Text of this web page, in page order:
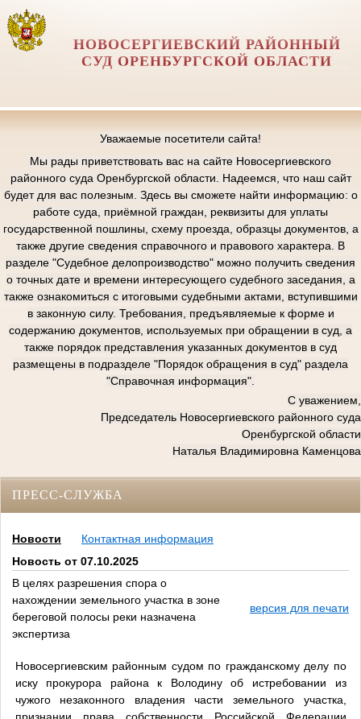
НОВОСЕРГИЕВСКИЙ РАЙОННЫЙ
СУД ОРЕНБУРГСКОЙ ОБЛАСТИ
Уважаемые посетители сайта!
Мы рады приветствовать вас на сайте Новосергиевского
районного суда Оренбургской области. Надеемся, что наш сайт
будет для вас полезным. Здесь вы сможете найти информацию: о
работе суда, приёмной граждан, реквизиты для уплаты
государственной пошлины, схему проезда, образцы документов, а
также другие сведения справочного и правового характера. В
разделе "Судебное делопроизводство" можно получить сведения
о точных дате и времени интересующего судебного заседания, а
также ознакомиться с итоговыми судебными актами, вступившими
в законную силу. Требования, предъявляемые к форме и
содержанию документов, используемых при обращении в суд, а
также порядок представления указанных документов в суд
размещены в подразделе "Порядок обращения в суд" раздела
"Справочная информация".
С уважением,
Председатель Новосергиевского районного суда
Оренбургской области
Наталья Владимировна Каменцова
ПРЕСС-СЛУЖБА
Новости
Контактная информация
Новость от 07.10.2025
В целях разрешения спора о
нахождении земельного участка в зоне
береговой полосы реки назначена
экспертиза
версия для печати
Новосергиевским районным судом по гражданскому делу по
иску прокурора района к Володину об истребовании из
чужого незаконного владения части земельного участка,
признании права собственности Российской Федерации